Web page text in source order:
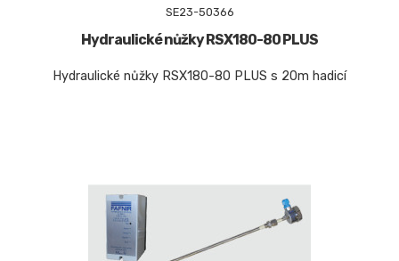
SE23-50366
Hydraulické nůžky RSX180-80 PLUS
Hydraulické nůžky RSX180-80 PLUS s 20m hadicí